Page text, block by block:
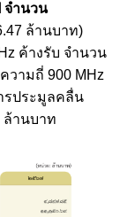
จำนวน
ล้านบาท)
ค้างรับ จำนวน
วามถี่ 900 MHz
รประมูลคลื่น
ล้านบาท